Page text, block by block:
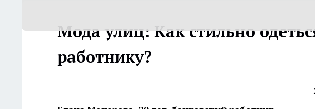
Мода улиц: Как стильно
работнику?